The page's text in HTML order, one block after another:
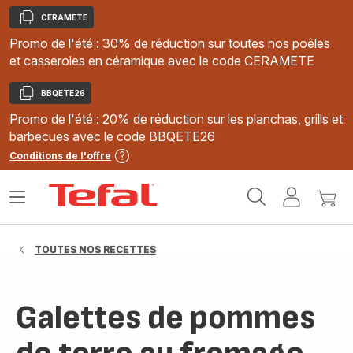
Copier
CERAMETE
Promo de l'été : 30% de réduction sur toutes nos poêles
et casseroles en céramique avec le code CERAMETE
Copier
BBQETE26
Promo de l'été : 20% de réduction sur les planchas, grills et
barbecues avec le code BBQETE26
Conditions de l'offre
MonMon
Ouvrir
TOUTES NOS RECETTES
Galettes de pommes